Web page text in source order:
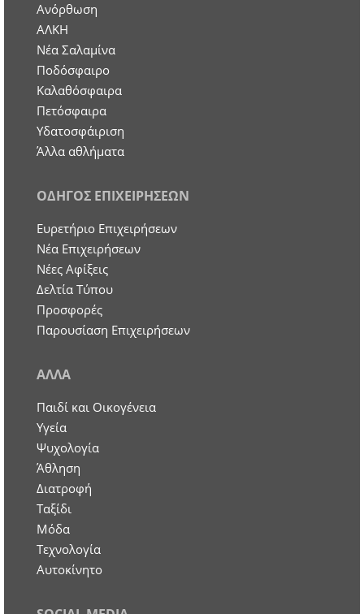
Ανόρθωση
ΑΛΚΗ
Νέα Σαλαμίνα
Ποδόσφαιρο
Καλαθόσφαιρα
Πετόσφαιρα
Υδατοσφάιριση
Άλλα αθλήματα
ΟΔΗΓΟΣ ΕΠΙΧΕΙΡΗΣΕΩΝ
Ευρετήριο Επιχειρήσεων
Nέα Επιχειρήσεων
Νέες Αφίξεις
Δελτία Τύπου
Προσφορές
Παρουσίαση Επιχειρήσεων
ΑΛΛΑ
Παιδί και Οικογένεια
Υγεία
Ψυχολογία
Άθληση
Διατροφή
Ταξίδι
Μόδα
Τεχνολογία
Αυτοκίνητο